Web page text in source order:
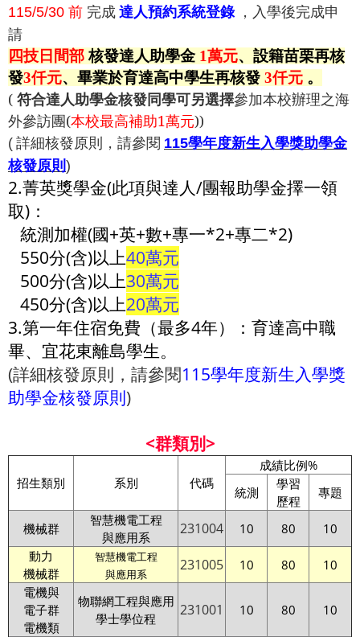
115/5/30 前 完成 達人預約系統登錄
，入學後完成申
請
四技日間部核發達人助學金 1萬元、設籍苗栗再核
發3仟元、畢業於育達高中學生再核發 3仟元 。
( 符合達人助學金核發同學可另選擇參加本校辦理之海
外參訪團(本校最高補助1萬元))
( 詳細核發原則，請參閱 115學年度新生入學獎助學金
核發原則 )
2.菁英獎學金(此項與達人/團報助學金擇一領
取)：
統測加權(國+英+數+專一*2+專二*2)
550分(含)以上40萬元
500分(含)以上30萬元
450分(含)以上20萬元
3.第一年住宿免費（最多4年）：育達高中職
畢、宜花東離島學生。
(詳細核發原則，請參閱115學年度新生入學獎
助學金核發原則)
<群類別>
招生類別 系別 代碼
成績比例%
統測
學習
歷程
專題
機械群
智慧機電工程
與應用系
231004 10 80
10
動力
機械群
智慧機電工程
與應用系
231005 10 80
10
電機與
電子群
電機類
物聯網工程與應用
學士學位程
231001 10 80 10